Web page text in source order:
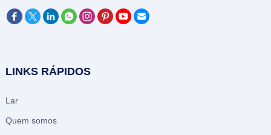
LINKS RÁPIDOS
Lar
Quem somos